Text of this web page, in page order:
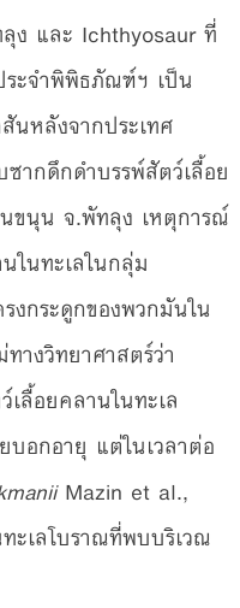
ง และ Ichthyosaur ที่
ระจำพิพิธภัณฑ์ฯ เป็น
หลังจากประเทศ
ากดึกดำบรรพ์สัตว์เลื้อย
ขนุน จ.พัทลุง เหตุการณ์
ในทะเลในกลุ่ม
งกระดูกของพวกมันใน
างวิทยาศาสตร์ว่า
ลื้อยคลานในทะเล
บอกอายุ แต่ในเวลาต่อ
Mazin et al.,
ะเลโบราณที่พบบริเวณ